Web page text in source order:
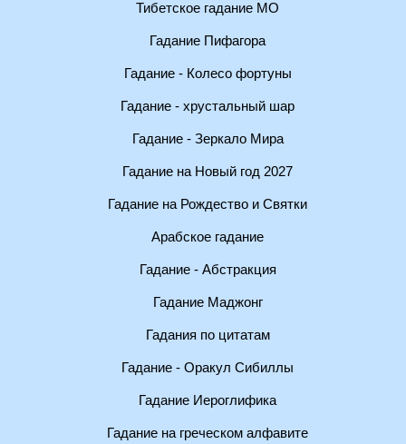
Тибетское гадание МО
Гадание Пифагора
Гадание - Колесо фортуны
Гадание - хрустальный шар
Гадание - Зеркало Мира
Гадание на Новый год 2027
Гадание на Рождество и Святки
Арабское гадание
Гадание - Абстракция
Гадание Маджонг
Гадания по цитатам
Гадание - Оракул Сибиллы
Гадание Иероглифика
Гадание на греческом алфавите